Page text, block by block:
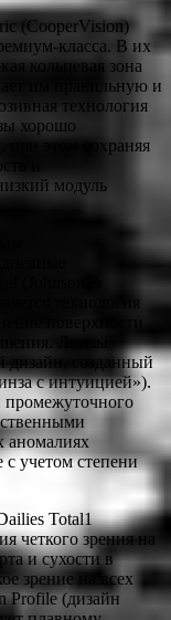
(CooperVision)
класса. В их
кольцевая зона
им правильную и
технология
хорошо
при этом сохраняя
и
модуль
технология
Линзы
дизайн, созданный
с интуицией»).
промежуточного
аномалиях
с учетом степени
Total1
четкого зрения на
и сухости в
зрение на всех
Profile (дизайн